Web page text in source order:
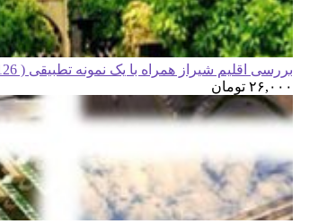
بررسی اقلیم شیراز همراه با یک نمونه تطبیقی ( 126 اسلاید )
۲۶,۰۰۰ تومان